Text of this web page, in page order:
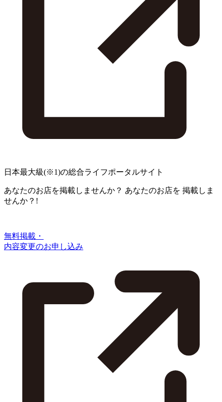
日本最大級(※1)の総合ライフポータルサイト
あなたのお店を掲載しませんか？ あなたのお店を 掲載しま
せんか？!
無料掲載・
内容変更のお申し込み